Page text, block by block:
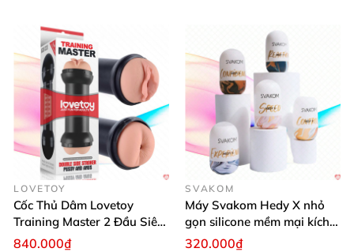
LOVETOY
Cốc Thủ Dâm Lovetoy
Training Master 2 Đầu Siêu
Thật Kích Thích
840.000₫
SVAKOM
Máy Svakom Hedy X nhỏ
gọn silicone mềm mại kích
thích cực đỉnh
320.000₫